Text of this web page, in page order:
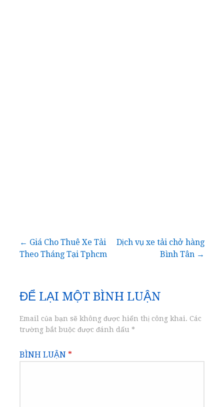
Điều
bài
viết
← Giá Cho Thuê Xe Tải
Theo Tháng Tại Tphcm
Dịch vụ xe tải chở hàng
Bình Tân →
ĐỂ LẠI MỘT BÌNH LUẬN
Email của bạn sẽ không được hiển thị công khai. Các
trường bắt buộc được đánh dấu *
BÌNH LUẬN *